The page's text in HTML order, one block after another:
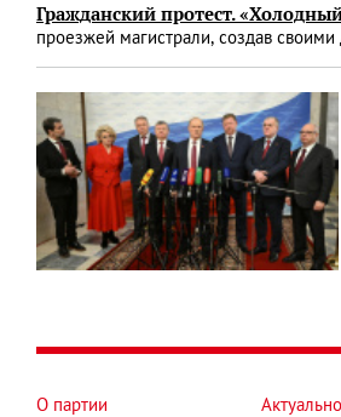
Гражданский протест.
проезжей магистрали, создав
О партии Актуально